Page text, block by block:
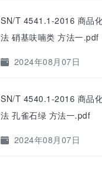
SN/T 4541.1-2016 商品
法 硝基呋喃类 方法一.pdf
2024年08月07日
SN/T 4540.1-2016 商品
法 孔雀石绿 方法一.pdf
2024年08月07日